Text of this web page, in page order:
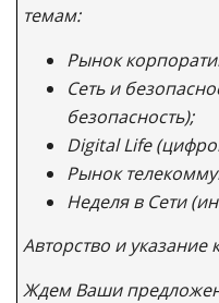
темам:
Рынок
Сеть и
безопасность);
Digital Life
Рынок
Неделя в Сети
Авторство и
Ждем Ваши